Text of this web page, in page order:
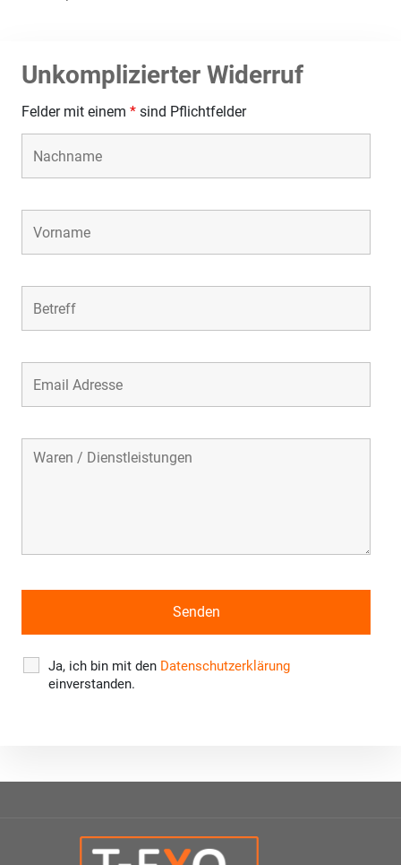
Unkomplizierter Widerruf
Felder mit einem * sind Pflichtfelder
Ja, ich bin mit den Datenschutzerklärung
einverstanden.